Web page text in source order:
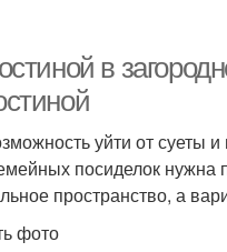
в
уйти от суеты
посиделок
пространство, а
фото